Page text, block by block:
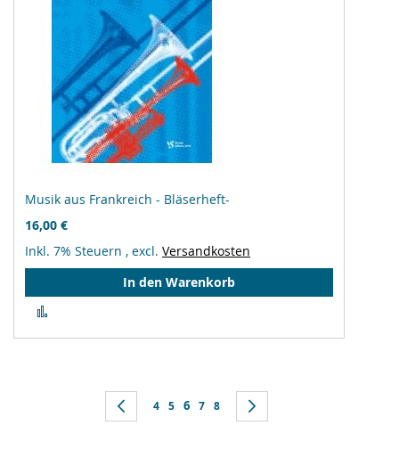
Musik aus Frankreich - Bläserheft-
16,00 €
Inkl. 7% Steuern , excl. Versandkosten
In den Warenkorb
hinzufügen
Seite
Seite
Zurück
Seite
4 Seite
5 Sie lesen gerade Seite
6 Seite
7 Seite
8